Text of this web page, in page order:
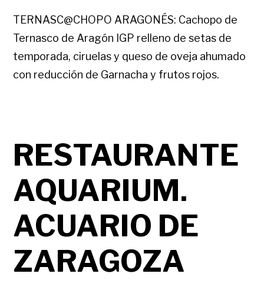
TERNASC@CHOPO ARAGONÉS: Cachopo de
Ternasco de Aragón IGP relleno de setas de
temporada, ciruelas y queso de oveja ahumado
con reducción de Garnacha y frutos rojos.
RESTAURANTE
AQUARIUM.
ACUARIO DE
ZARAGOZA